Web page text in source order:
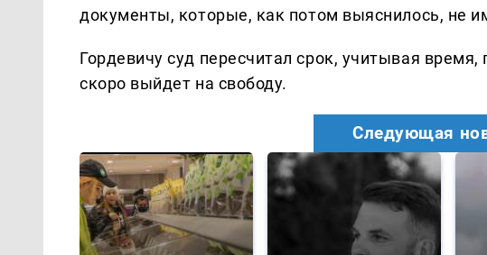
документы, которые, как потом выяснилось, не
Гордевичу суд пересчитал срок, учитывая
скоро выйдет на свободу.
Следующая